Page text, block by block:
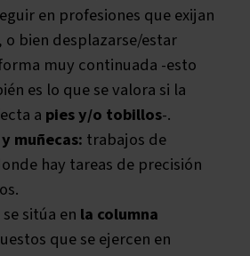
en profesiones que exijan
o bien desplazarse/estar
muy continuada -esto
es lo que se valora si la
a pies y/o tobillos-.
muñecas: trabajos de
hay tareas de precisión
sitúa en la columna
que se ejercen en